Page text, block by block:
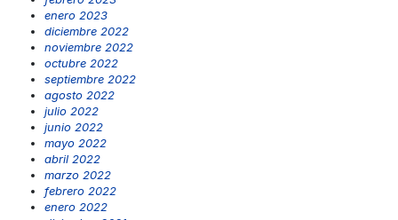
enero 2023
diciembre 2022
noviembre 2022
octubre 2022
septiembre 2022
agosto 2022
julio 2022
junio 2022
mayo 2022
abril 2022
marzo 2022
febrero 2022
enero 2022